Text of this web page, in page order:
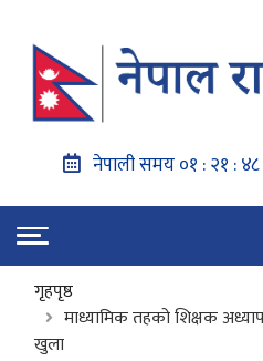
गृहपृष्ठ
माध्यामिक तहको शिक्षक
खुला